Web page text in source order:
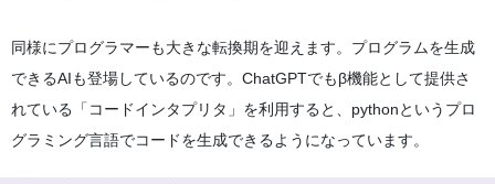
同様にプログラマーも大きな転換期を迎えます。プログラムを生成
できるAIも登場しているのです。ChatGPTでもβ機能として提供さ
れている「コードインタプリタ」を利用すると、pythonというプロ
グラミング言語でコードを生成できるようになっています。